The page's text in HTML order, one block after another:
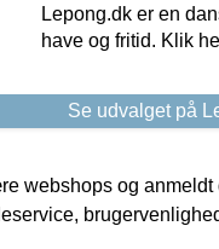
Lepong.dk er en
have og fritid. Klik
Se udvalget på
webshops og